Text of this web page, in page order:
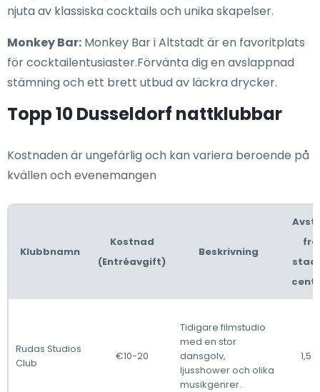
njuta av klassiska cocktails och unika skapelser.
Monkey Bar: Monkey Bar i Altstadt är en favoritplats
för cocktailentusiaster.Förvänta dig en avslappnad
stämning och ett brett utbud av läckra drycker.
Topp 10 Dusseldorf nattklubbar
Kostnaden är ungefärlig och kan variera beroende på
kvällen och evenemangen
Klubbnamn
Kostnad
(Entréavgift)
Beskrivning
Rudas Studios
Club
€10-20
Tidigare filmstudio
med en stor
dansgolv,
ljusshower och olika
musikgenrer.
1,5